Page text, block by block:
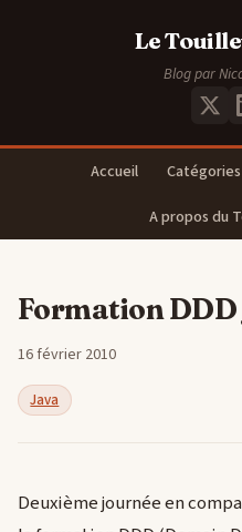
Le
Blog par
Accueil Catégories
A propos du
Formation
16 février 2010
Java
Deuxième journée en